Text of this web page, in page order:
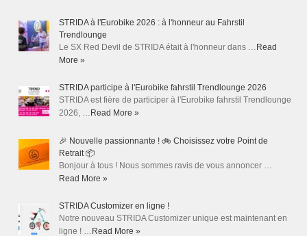
STRIDA à l'Eurobike 2026 : à l'honneur au Fahrstil
Trendlounge
Le SX Red Devil de STRIDA était à l'honneur dans … Read
More »
STRIDA participe à l'Eurobike fahrstil Trendlounge 2026
STRIDA est fière de participer à l'Eurobike fahrstil Trendlounge
2026, … Read More »
🎉 Nouvelle passionnante ! 🚲 Choisissez votre Point de
Retrait 📦
Bonjour à tous ! Nous sommes ravis de vous annoncer …
Read More »
STRIDA Customizer en ligne !
Notre nouveau STRIDA Customizer unique est maintenant en
ligne ! … Read More »